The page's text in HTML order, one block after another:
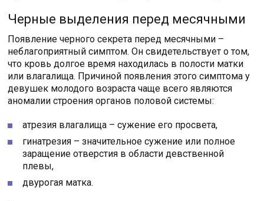
Черные выделения перед месячными
Появление черного секрета перед месячными –
неблагоприятный симптом. Он свидетельствует о том,
что кровь долгое время находилась в полости матки
или влагалища. Причиной появления этого симптома у
девушек молодого возраста чаще всего являются
аномалии строения органов половой системы:
атрезия влагалища – сужение его просвета,
гинатрезия – значительное сужение или полное
заращение отверстия в области девственной
плевы,
двурогая матка.